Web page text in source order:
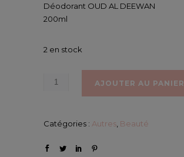
Déodorant OUD AL DEEWAN
200ml
2 en stock
AJOUTER AU PANIER
Catégories : Autres Beauté